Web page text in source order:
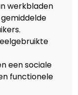
werkbladen
een sociale
functionele